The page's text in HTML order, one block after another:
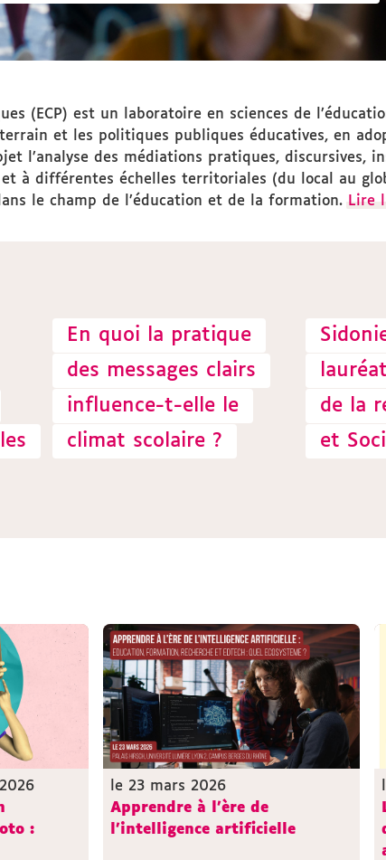
(ECP) est un laboratoire en sciences de
et les politiques publiques éducatives, en
l’analyse des médiations pratiques, discursives,
à différentes échelles territoriales (du local au
le champ de l’éducation et de la formation. Lire
En quoi la pratique
des messages clairs
influence-t-elle le
climat scolaire ?
de la
et
:
le 23 mars 2026
Apprendre à l'ère de
l'intelligence artificielle